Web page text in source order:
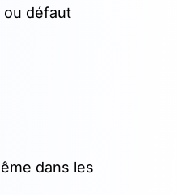
ou défaut
dans les